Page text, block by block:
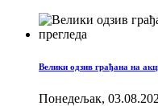
Велики одзив грађана на
Понедељак,